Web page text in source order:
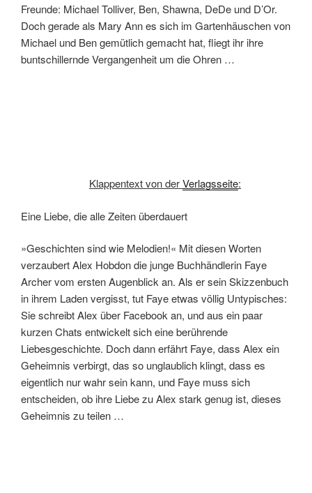
Freunde: Michael Tolliver, Ben, Shawna, DeDe und D’Or.
Doch gerade als Mary Ann es sich im Gartenhäuschen von
Michael und Ben gemütlich gemacht hat, fliegt ihr ihre
buntschillernde Vergangenheit um die Ohren …
Klappentext von derVerlagsseite:
Eine Liebe, die alle Zeiten überdauert
»Geschichten sind wie Melodien!« Mit diesen Worten
verzaubert Alex Hobdon die junge Buchhändlerin Faye
Archer vom ersten Augenblick an. Als er sein Skizzenbuch
in ihrem Laden vergisst, tut Faye etwas völlig Untypisches:
Sie schreibt Alex über Facebook an, und aus ein paar
kurzen Chats entwickelt sich eine berührende
Liebesgeschichte. Doch dann erfährt Faye, dass Alex ein
Geheimnis verbirgt, das so unglaublich klingt, dass es
eigentlich nur wahr sein kann, und Faye muss sich
entscheiden, ob ihre Liebe zu Alex stark genug ist, dieses
Geheimnis zu teilen …